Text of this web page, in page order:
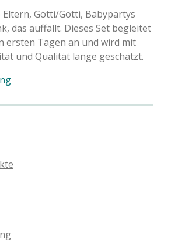
Eltern, Götti/Gotti, Babypartys
das auffällt. Dieses Set begleitet
ersten Tagen an und wird mit
und Qualität lange geschätzt.